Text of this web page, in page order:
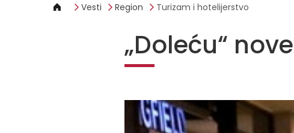
Vesti Region Turizam i hotelijerstvo
„Doleću“